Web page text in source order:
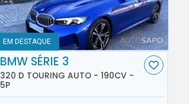
EM DESTAQUE
BMW SÉRIE 3
320 D TOURING AUTO - 190CV -
5P